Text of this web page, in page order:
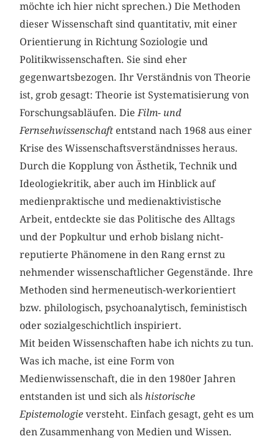
möchte ich hier nicht sprechen.) Die Methoden
dieser Wissenschaft sind quantitativ, mit einer
Orientierung in Richtung Soziologie und
Politikwissenschaften. Sie sind eher
gegenwartsbezogen. Ihr Verständnis von Theorie
ist, grob gesagt: Theorie ist Systematisierung von
Forschungsabläufen. DieFilm- und
Fernsehwissenschaft entstand nach 1968 aus einer
Krise des Wissenschaftsverständnisses heraus.
Durch die Kopplung von Ästhetik, Technik und
Ideologiekritik, aber auch im Hinblick auf
medienpraktische und medienaktivistische
Arbeit, entdeckte sie das Politische des Alltags
und der Popkultur und erhob bislang nicht-
reputierte Phänomene in den Rang ernst zu
nehmender wissenschaftlicher Gegenstände. Ihre
Methoden sind hermeneutisch-werkorientiert
bzw. philologisch, psychoanalytisch, feministisch
oder sozialgeschichtlich inspiriert.
Mit beiden Wissenschaften habe ich nichts zu tun.
Was ich mache, ist eine Form von
Medienwissenschaft, die in den 1980er Jahren
entstanden ist und sich alshistorische
Epistemologieversteht. Einfach gesagt, geht es um
den Zusammenhang von Medien und Wissen.